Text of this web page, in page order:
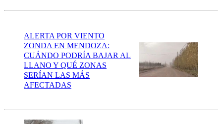
ALERTA POR VIENTO
ZONDA EN MENDOZA:
CUÁNDO PODRÍA BAJAR AL
LLANO Y QUÉ ZONAS
SERÍAN LAS MÁS
AFECTADAS